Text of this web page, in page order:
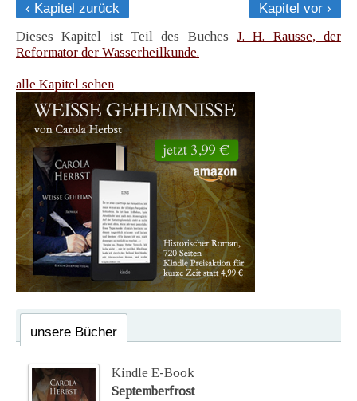
‹ Kapitel zurück
Kapitel vor ›
Dieses Kapitel ist Teil des Buches J. H. Rausse, der
Reformator der Wasserheilkunde.
alle Kapitel sehen
unsere Bücher
Kindle E-Book
Septemberfrost